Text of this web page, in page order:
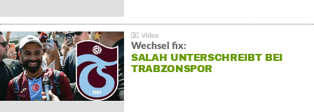
Wechsel fix:
SALAH UNTERSCHREIBT BEI
TRABZONSPOR